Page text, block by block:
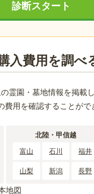
診断スタート
入費用を調べ
霊園・墓地情報を掲載
用を確認することがで
北陸・甲信越
富山 石川 福井
山梨 新潟 長野